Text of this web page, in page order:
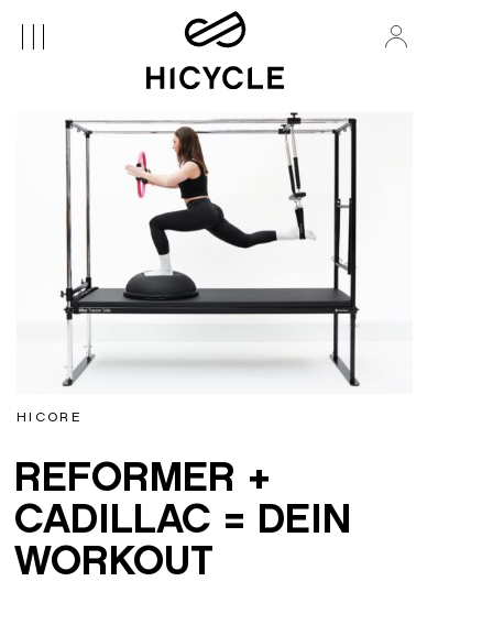
HICORE
REFORMER +
CADILLAC = DEIN
WORKOUT